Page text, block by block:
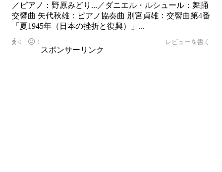
／ピアノ：野原みどり...／ダニエル・ルシュール：舞踊
交響曲 矢代秋雄：ピアノ協奏曲 別宮貞雄：交響曲第4番
「夏1945年（日本の挫折と復興）」...
0｜ 1 レビューを書く
スポンサーリンク